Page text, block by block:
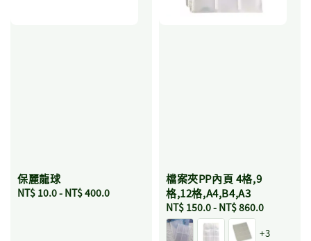
保麗龍球
Regular
NT$ 10.0- NT$ 400.0
檔案夾PP內頁 4格,9
格,12格,A4,B4,A3
Regular
price
NT$ 150.0- NT$ 860.0
+3